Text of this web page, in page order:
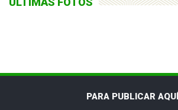
PARA PUBLICAR AQUÍ